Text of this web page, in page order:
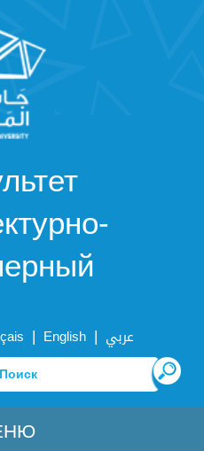
| English | عربي